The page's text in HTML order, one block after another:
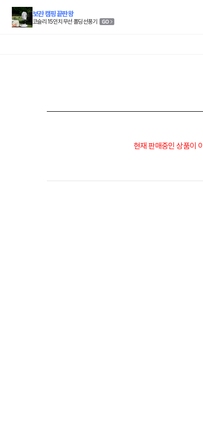
보관 캠핑 끝판왕
코슬리 15인치 무선 폴딩 선풍기
현재 판매중인 상품이